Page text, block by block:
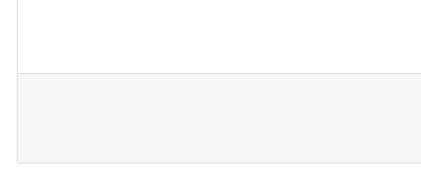
وخصوصية